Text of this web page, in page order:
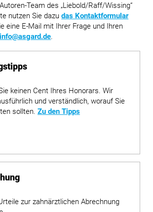
Team des „Liebold/Raff/Wissing“
nutzen Sie dazudas Kontaktformular
eine E-Mail mit Ihrer Frage und Ihren
info@asgard.de.
keinen Cent Ihres Honorars. Wir
und verständlich, worauf Sie
sollten. Zu den Tipps
zur zahnärztlichen Abrechnung